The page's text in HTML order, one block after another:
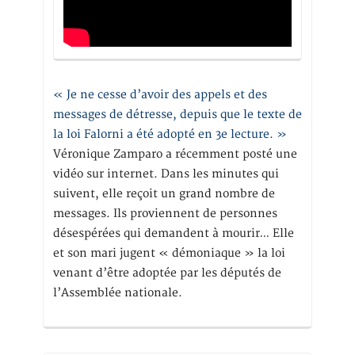
« Je ne cesse d’avoir des appels et des
messages de détresse, depuis que le texte de
la loi Falorni a été adopté en 3e lecture. »
Véronique Zamparo a récemment posté une
vidéo sur internet. Dans les minutes qui
suivent, elle reçoit un grand nombre de
messages. Ils proviennent de personnes
désespérées qui demandent à mourir… Elle
et son mari jugent « démoniaque » la loi
venant d’être adoptée par les députés de
l’Assemblée nationale.